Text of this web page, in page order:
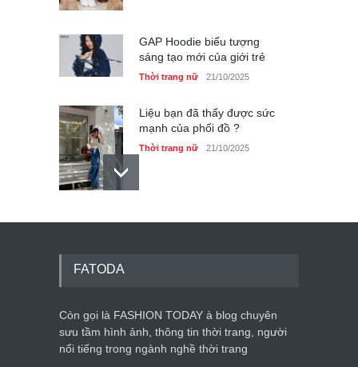
GAP Hoodie biểu tượng
sáng tạo mới của giới trẻ
Thời trang nữ 21/10/2025
Liệu bạn đã thấy được sức
mạnh của phối đồ ?
Thời trang nữ 21/10/2025
Dàn túi hiệu ‘ xịn sò’ của nữ
Mẫu áo khoác đẹp cho phụ
nữ 40+
FATODA
Còn gọi là FASHION TODAY à blog chuyên
sưu tầm hình ảnh, thông tin thời trang, người
nổi tiếng trong ngành nghề thời trang